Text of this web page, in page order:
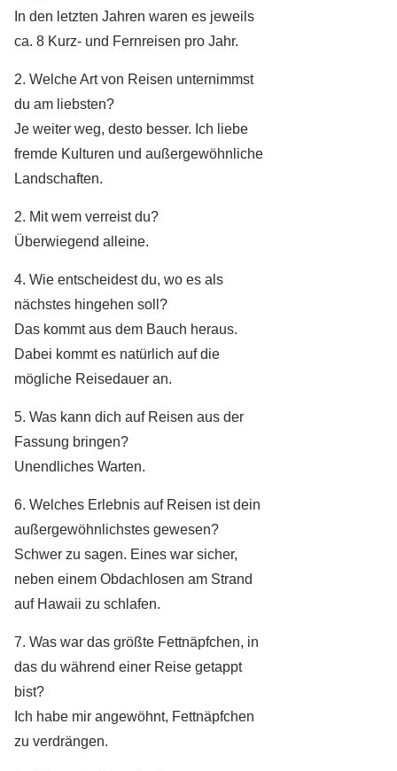
In den letzten Jahren waren es jeweils
ca. 8 Kurz- und Fernreisen pro Jahr.
2. Welche Art von Reisen unternimmst
du am liebsten?
Je weiter weg, desto besser. Ich liebe
fremde Kulturen und außergewöhnliche
Landschaften.
2. Mit wem verreist du?
Überwiegend alleine.
4. Wie entscheidest du, wo es als
nächstes hingehen soll?
Das kommt aus dem Bauch heraus.
Dabei kommt es natürlich auf die
mögliche Reisedauer an.
5. Was kann dich auf Reisen aus der
Fassung bringen?
Unendliches Warten.
6. Welches Erlebnis auf Reisen ist dein
außergewöhnlichstes gewesen?
Schwer zu sagen. Eines war sicher,
neben einem Obdachlosen am Strand
auf Hawaii zu schlafen.
7. Was war das größte Fettnäpfchen, in
das du während einer Reise getappt
bist?
Ich habe mir angewöhnt, Fettnäpfchen
zu verdrängen.